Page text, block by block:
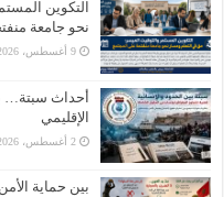
التكوين
نحو جامعة
9 أغسطس، 2026
أحداث سبتة…
الإقليمي
2 أغسطس، 2026
بين حماية